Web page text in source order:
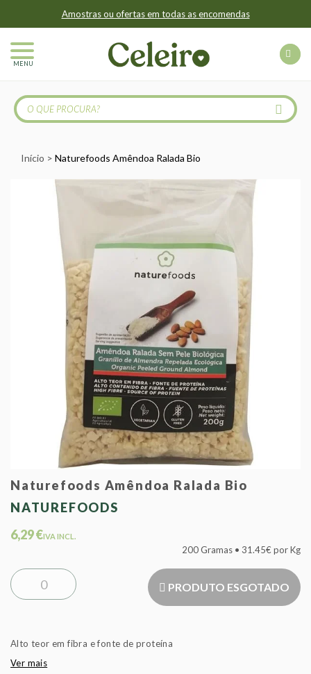
Amostras ou ofertas em todas as encomendas
MENU
Início Naturefoods Amêndoa Ralada Bio
Naturefoods Amêndoa Ralada Bio
NATUREFOODS
6,29 €IVA INCL.
200 Gramas • 31.45€ por Kg
PRODUTO ESGOTADO
Alto teor em fibra e fonte de proteína
Ver mais